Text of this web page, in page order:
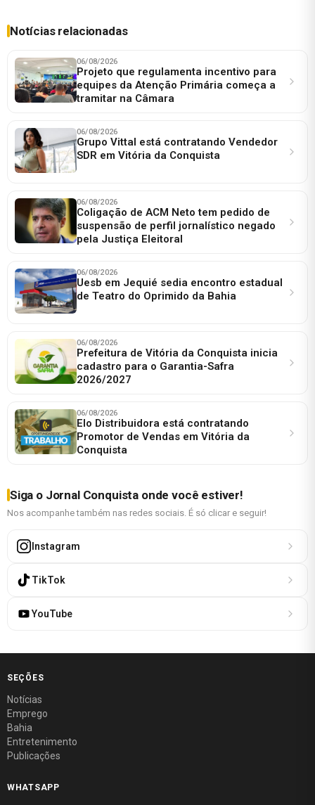
Notícias relacionadas
06/08/2026
Projeto que regulamenta incentivo para
equipes da Atenção Primária começa a
tramitar na Câmara
06/08/2026
Grupo Vittal está contratando Vendedor
SDR em Vitória da Conquista
06/08/2026
Coligação de ACM Neto tem pedido de
suspensão de perfil jornalístico negado
pela Justiça Eleitoral
06/08/2026
Uesb em Jequié sedia encontro estadual
de Teatro do Oprimido da Bahia
06/08/2026
Prefeitura de Vitória da Conquista inicia
cadastro para o Garantia-Safra
2026/2027
06/08/2026
Elo Distribuidora está contratando
Promotor de Vendas em Vitória da
Conquista
Siga o Jornal Conquista onde você estiver!
Nos acompanhe também nas redes sociais. É só clicar e seguir!
Instagram
TikTok
YouTube
SEÇÕES
Notícias
Emprego
Bahia
Entretenimento
Publicações
WHATSAPP